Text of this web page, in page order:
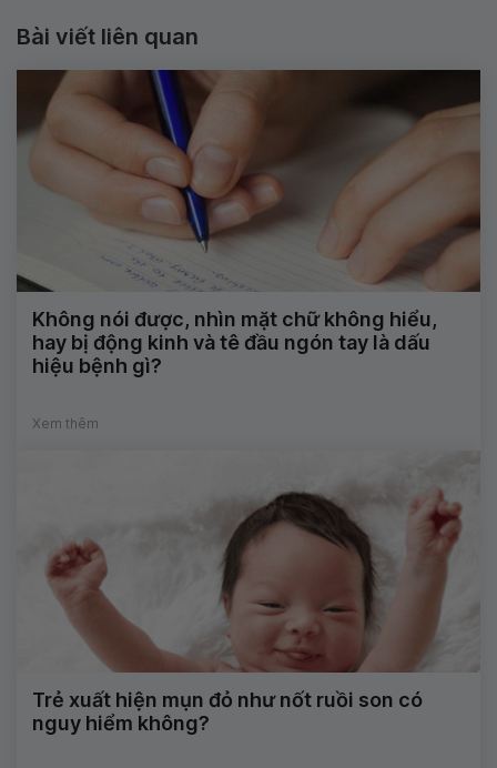
Bài viết liên quan
Không nói được, nhìn mặt chữ không hiểu,
hay bị động kinh và tê đầu ngón tay là dấu
hiệu bệnh gì?
Xem thêm
Trẻ xuất hiện mụn đỏ như nốt ruồi son có
nguy hiểm không?